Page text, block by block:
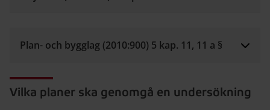
Plan- och bygglag (2010:900) 5 kap. 11, 11 a §
Vilka planer ska genomgå en undersökning